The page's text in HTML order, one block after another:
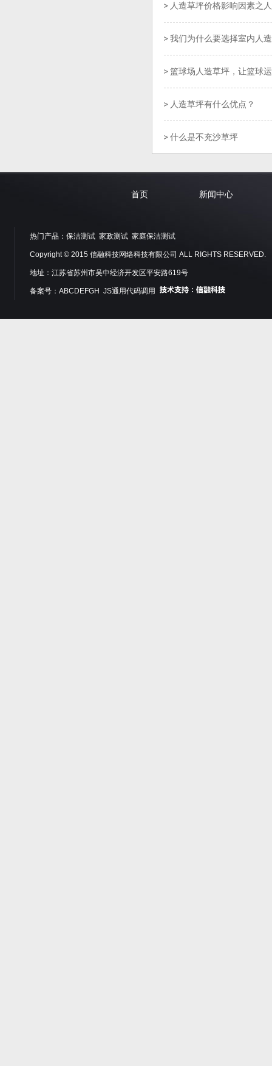
人造草坪价格影响因素之
我们为什么要选择室内人
篮球场人造草坪，让篮球
人造草坪有什么优点？
什么是不充沙草坪
首页 新闻中心
热门产品： 保洁测试 家政测试 家庭保洁测试
Copyright © 2015 信融科技网络科技有限公司 ALL RIGHTS RESERVED.
地址：江苏省苏州市吴中经济开发区平安路619号
备案号：ABCDEFGH JS通用代码调用